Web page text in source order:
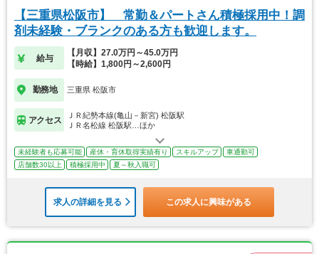
【三重県松阪市】 常勤＆パートさん積極採用中！調
剤未経験・ブランクのある方も歓迎します。
給与
【月収】27.0万円～45.0万円
【時給】1,800円～2,600円
勤務地 三重県 松阪市
アクセス
ＪＲ紀勢本線(亀山－新宮) 松阪駅
ＪＲ名松線 松阪駅…ほか
未経験者も応募可能 産休・育休取得実績有り スキルアップ
車通勤可
店舗数30以上
積極採用中 夏～秋入職可
求人の詳細を見る この求人に興味がある